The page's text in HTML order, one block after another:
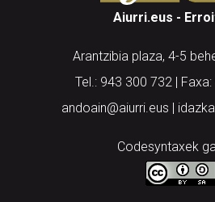
Aiurri.eus -
Arantzibia plaza, 4-5
Tel.: 943 300 732 |
andoain@aiurri.eus |
Codesyntaxek